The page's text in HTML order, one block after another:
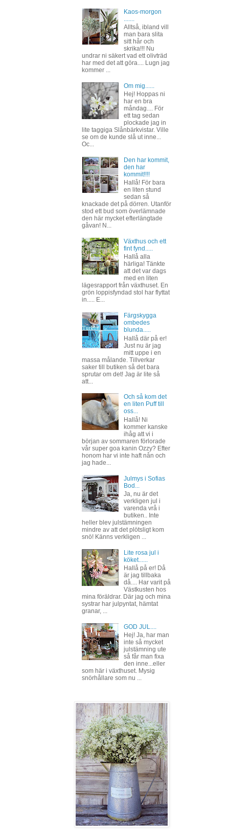
Kaos-morgon
Alltså, ibland vill
man bara slita
sitt hår och
skrika!!! Nu
undrar ni säkert vad ett olivträd
har med det att göra.... Lugn jag
kommer ...
Om mig......
Hej! Hoppas ni
har en bra
måndag.... För
ett tag sedan
plockade jag in
lite taggiga Slånbärkvistar. Ville
se om de kunde slå ut inne...
Oc...
Den har kommit,
den har
kommit!!!!
Hallå! För bara
en liten stund
sedan så
knackade det på dörren. Utanför
stod ett bud som överlämnade
den här mycket efterlängtade
gåvan! N...
Växthus och ett
fint fynd.....
Hallå alla
härliga! Tänkte
att det var dags
med en liten
lägesrapport från växthuset. En
grön loppisfyndad stol har flyttat
in..... E...
Färgskygga
ombedes
blunda.....
Hallå där på er!
Just nu är jag
mitt uppe i en
massa målande. Tillverkar
saker till butiken så det bara
sprutar om det! Jag är lite så
att...
Och så kom det
en liten Puff till
oss...
Hallå! Ni
kommer kanske
ihåg att vi i
början av sommaren förlorade
vår super goa kanin Ozzy? Efter
honom har vi inte haft nån och
jag hade...
Julmys i Sofias
Bod...
Ja, nu är det
verkligen jul i
varenda vrå i
butiken.. Inte
heller blev julstämningen
mindre av att det plötsligt kom
snö! Känns verkligen ...
Lite rosa jul i
köket......
Hallå på er! Då
är jag tillbaka
då.... Har varit på
Västkusten hos
mina föräldrar. Där jag och mina
systrar har julpyntat, hämtat
granar, ...
GOD JUL....
Hej! Ja, har man
inte så mycket
julstämning ute
så får man fixa
den inne...eller
som här i växthuset. Mysig
snörhållare som nu ...